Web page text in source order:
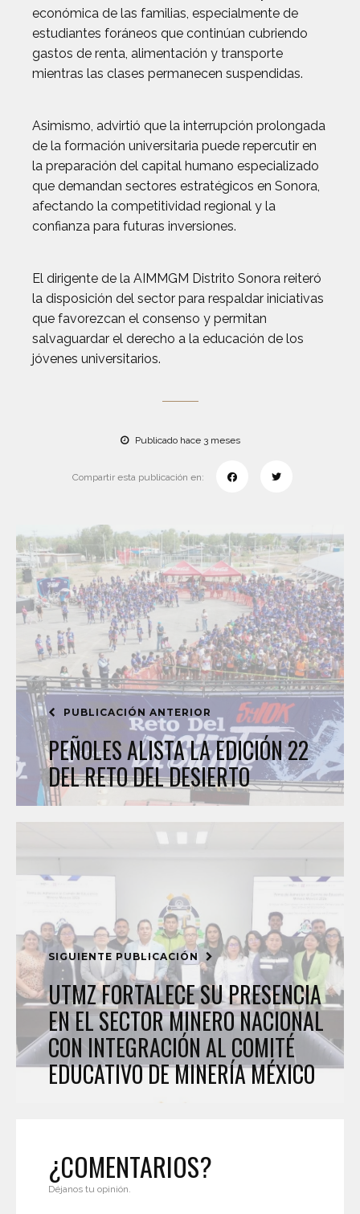
económica de las familias, especialmente de
estudiantes foráneos que continúan cubriendo
gastos de renta, alimentación y transporte
mientras las clases permanecen suspendidas.
Asimismo, advirtió que la interrupción prolongada
de la formación universitaria puede repercutir en
la preparación del capital humano especializado
que demandan sectores estratégicos en Sonora,
afectando la competitividad regional y la
confianza para futuras inversiones.
El dirigente de la AIMMGM Distrito Sonora reiteró
la disposición del sector para respaldar iniciativas
que favorezcan el consenso y permitan
salvaguardar el derecho a la educación de los
jóvenes universitarios.
Publicado hace 3 meses
Compartir esta publicación en:
PUBLICACIÓN ANTERIOR
PEÑOLES ALISTA LA EDICIÓN 22
DEL RETO DEL DESIERTO
SIGUIENTE PUBLICACIÓN
UTMZ FORTALECE SU PRESENCIA
EN EL SECTOR MINERO NACIONAL
CON INTEGRACIÓN AL COMITÉ
EDUCATIVO DE MINERÍA MÉXICO
¿COMENTARIOS?
Déjanos tu opinión.